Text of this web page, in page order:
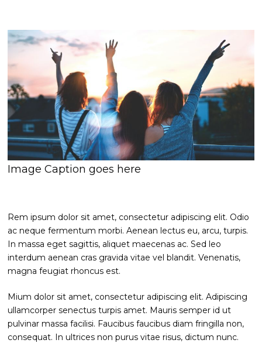
Image Caption goes here
Rem ipsum dolor sit amet, consectetur adipiscing elit. Odio
ac neque fermentum morbi. Aenean lectus eu, arcu, turpis.
In massa eget sagittis, aliquet maecenas ac. Sed leo
interdum aenean cras gravida vitae vel blandit. Venenatis,
magna feugiat rhoncus est.
Mium dolor sit amet, consectetur adipiscing elit. Adipiscing
ullamcorper senectus turpis amet. Mauris semper id ut
pulvinar massa facilisi. Faucibus faucibus diam fringilla non,
consequat. In ultrices non purus vitae risus, dictum nunc.